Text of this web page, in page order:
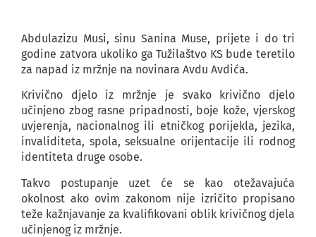
Abdulazizu Musi, sinu Sanina Muse, prijete i do tri
godine zatvora ukoliko ga Tužilaštvo KS bude teretilo
za napad iz mržnje na novinara Avdu Avdića.
Krivično djelo iz mržnje je svako krivično djelo
učinjeno zbog rasne pripadnosti, boje kože, vjerskog
uvjerenja, nacionalnog ili etničkog porijekla, jezika,
invaliditeta, spola, seksualne orijentacije ili rodnog
identiteta druge osobe.
Takvo postupanje uzet će se kao otežavajuća
okolnost ako ovim zakonom nije izričito propisano
teže kažnjavanje za kvalifikovani oblik krivičnog djela
učinjenog iz mržnje.